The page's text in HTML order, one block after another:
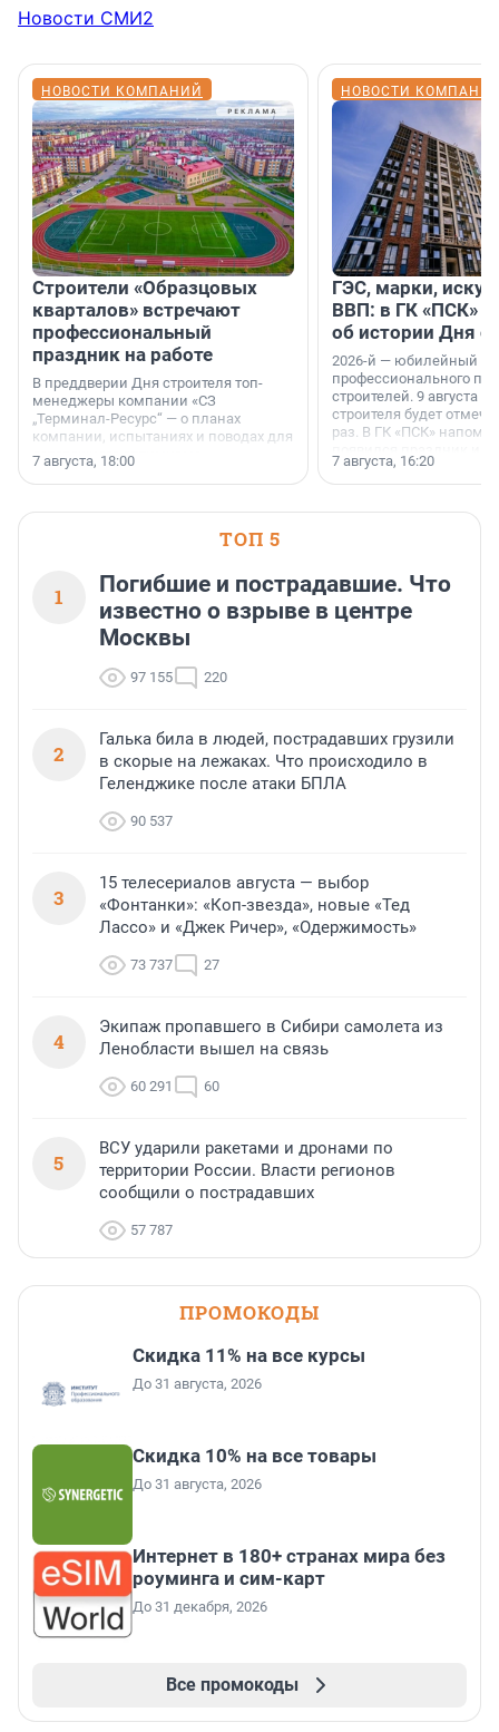
Новости СМИ2
НОВОСТИ КОМПАНИЙ
Строители «Образцовых
кварталов» встречают
профессиональный
праздник на работе
В преддверии Дня строителя топ-
менеджеры компании «СЗ
„Терминал-Ресурс“ — о планах
компании, испытаниях и поводах для
осторожного оптимизма.
7 августа, 18:00
НОВОСТИ
ГЭС, марки,
ВВП: в ГК «ПСК»
об истории Дня
2026-й — юбилейный
профессионального
строителей. 9 августа
строителя будет
раз. В ГК «ПСК»
поменялась роль
7 августа, 16:20
ТОП 5
1
Погибшие и пострадавшие. Что
известно о взрыве в центре
Москвы
97 155 220
2
Галька била в людей, пострадавших грузили
в скорые на лежаках. Что происходило в
Геленджике после атаки БПЛА
90 537
3
15 телесериалов августа — выбор
«Фонтанки»: «Коп-звезда», новые «Тед
Лассо» и «Джек Ричер», «Одержимость»
73 737 27
4
Экипаж пропавшего в Сибири самолета из
Ленобласти вышел на связь
60 291 60
5
ВСУ ударили ракетами и дронами по
территории России. Власти регионов
сообщили о пострадавших
57 787
ПРОМОКОДЫ
Скидка 11% на все курсы
До 31 августа, 2026
Скидка 10% на все товары
До 31 августа, 2026
Интернет в 180+ странах мира без
роуминга и сим-карт
До 31 декабря, 2026
Все промокоды